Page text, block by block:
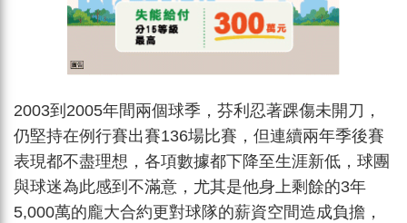
2003到2005年間兩個球季，芬利忍著踝傷未開刀，
仍堅持在例行賽出賽136場比賽，但連續兩年季後賽
表現都不盡理想，各項數據都下降至生涯新低，球團
與球迷為此感到不滿意，尤其是他身上剩餘的3年
5,000萬的龐大合約更對球隊的薪資空間造成負擔，